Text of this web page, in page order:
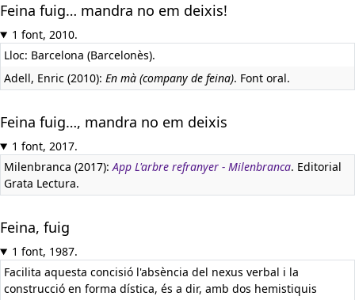
Feina fuig… mandra no em deixis!
1 font, 2010.
Lloc: Barcelona (Barcelonès).
Adell, Enric (2010): En mà (company de feina). Font oral.
Feina fuig…, mandra no em deixis
1 font, 2017.
Milenbranca (2017):App L'arbre refranyer - Milenbranca. Editorial
Grata Lectura.
Feina, fuig
1 font, 1987.
Facilita aquesta concisió l'absència del nexus verbal i la
construcció en forma dística, és a dir, amb dos hemistiquis